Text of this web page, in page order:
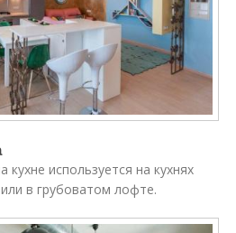
кухне используется на кухнях
в грубоватом лофте.